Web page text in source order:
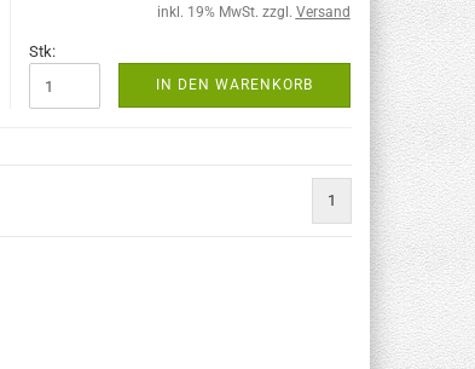
inkl. 19% MwSt. zzgl. Versand
Stk:
IN DEN WARENKORB
1